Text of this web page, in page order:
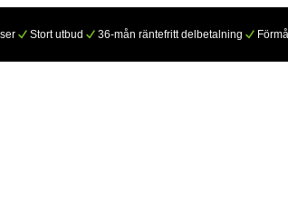
Stort utbud 36-mån räntefritt delbetalning